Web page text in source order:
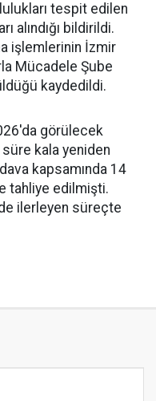
tespit edilen
alındığı bildirildi.
işlemlerinin İzmir
Mücadele Şube
kaydedildi.
görülecek
kala yeniden
kapsamında 14
tahliye edilmişti.
ilerleyen süreçte